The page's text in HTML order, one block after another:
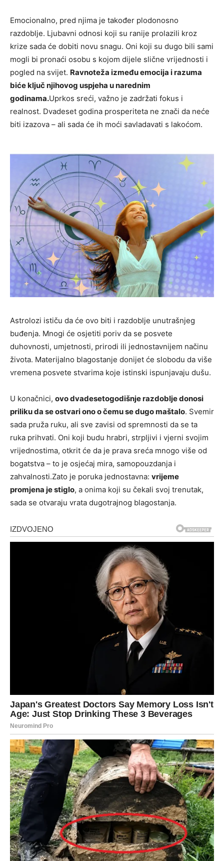
Emocionalno, pred njima je također plodonosno
razdoblje. Ljubavni odnosi koji su ranije prolazili kroz
krize sada će dobiti novu snagu. Oni koji su dugo bili sami
mogli bi pronaći osobu s kojom dijele slične vrijednosti i
pogled na svijet. Ravnoteža između emocija i razuma
biće ključ njihovog uspjeha u narednim
godinama.Uprkos sreći, važno je zadržati fokus i
realnost. Dvadeset godina prosperiteta ne znači da neće
biti izazova – ali sada će ih moći savladavati s lakoćom.
Astrolozi ističu da će ovo biti i razdoblje unutrašnjeg
buđenja. Mnogi će osjetiti poriv da se posvete
duhovnosti, umjetnosti, prirodi ili jednostavnijem načinu
života. Materijalno blagostanje donijet će slobodu da više
vremena posvete stvarima koje istinski ispunjavaju dušu.
U konačnici, ovo dvadesetogodišnje razdoblje donosi
priliku da se ostvari ono o čemu se dugo maštalo. Svemir
sada pruža ruku, ali sve zavisi od spremnosti da se ta
ruka prihvati. Oni koji budu hrabri, strpljivi i vjerni svojim
vrijednostima, otkrit će da je prava sreća mnogo više od
bogatstva – to je osjećaj mira, samopouzdanja i
zahvalnosti.Zato je poruka jednostavna: vrijeme
promjena je stiglo, a onima koji su čekali svoj trenutak,
sada se otvaraju vrata dugotrajnog blagostanja.